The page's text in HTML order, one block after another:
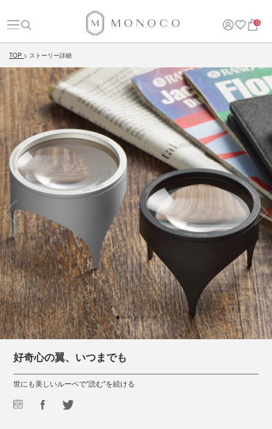
0
TOP ストーリー詳細
好奇心の翼、いつまでも
世にも美しいルーペで“読む”を続ける